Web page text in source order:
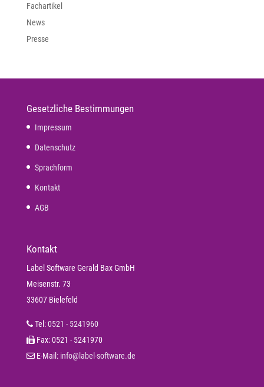
Fachartikel
News
Presse
Gesetzliche Bestimmungen
Impressum
Datenschutz
Sprachform
Kontakt
AGB
Kontakt
Label Software Gerald Bax GmbH
Meisenstr. 73
33607 Bielefeld
Tel:0521 - 5241960
Fax: 0521 - 5241970
E-Mail: info@label-software.de